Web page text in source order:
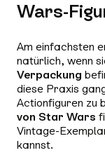
Wars-
Am einfachsten
natürlich, wenn
Verpackung
diese Praxis
Actionfiguren zu
von Star Wars
Vintage-
kannst.